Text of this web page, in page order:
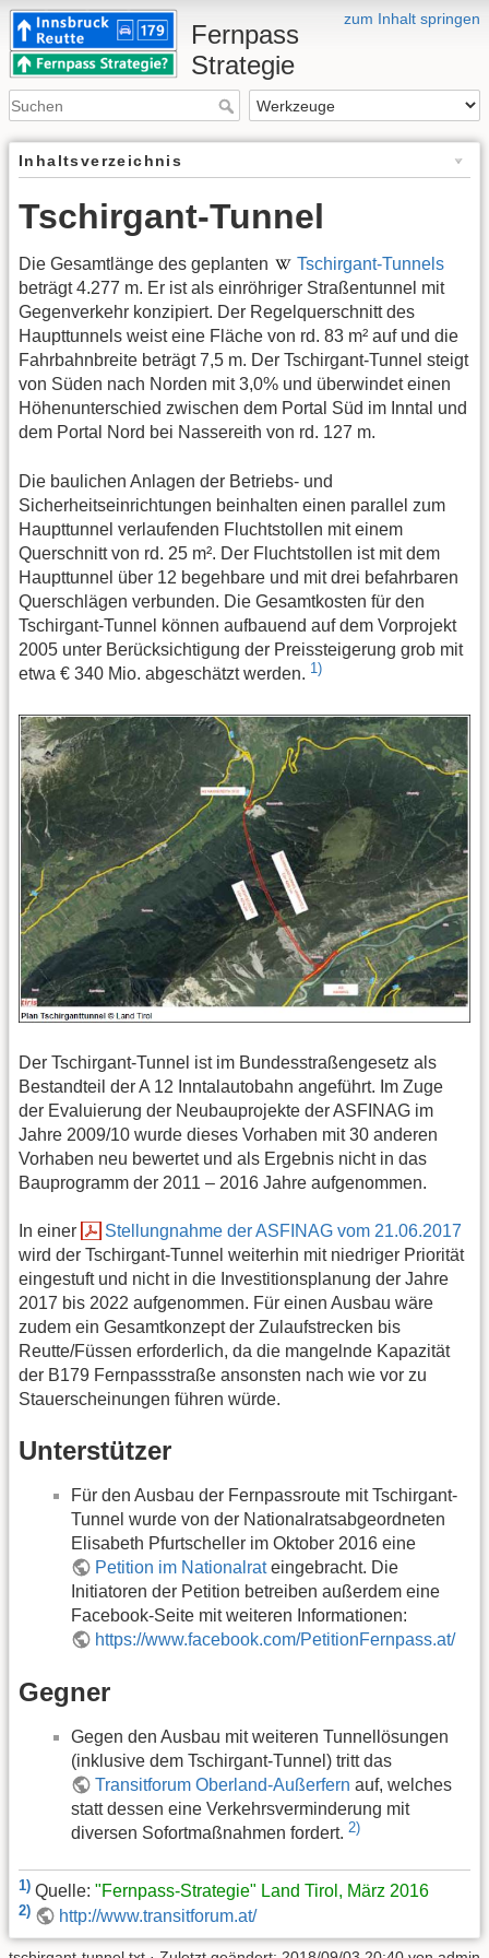
zum Inhalt springen
Fernpass
Strategie
Inhaltsverzeichnis
Tschirgant-Tunnel
Die Gesamtlänge des geplanten
Tschirgant-Tunnels
beträgt 4.277 m. Er ist als einröhriger Straßentunnel mit
Gegenverkehr konzipiert. Der Regelquerschnitt des
Haupttunnels weist eine Fläche von rd. 83 m² auf und die
Fahrbahnbreite beträgt 7,5 m. Der Tschirgant-Tunnel steigt
von Süden nach Norden mit 3,0% und überwindet einen
Höhenunterschied zwischen dem Portal Süd im Inntal und
dem Portal Nord bei Nassereith von rd. 127 m.
Die baulichen Anlagen der Betriebs- und
Sicherheitseinrichtungen beinhalten einen parallel zum
Haupttunnel verlaufenden Fluchtstollen mit einem
Querschnitt von rd. 25 m². Der Fluchtstollen ist mit dem
Haupttunnel über 12 begehbare und mit drei befahrbaren
Querschlägen verbunden. Die Gesamtkosten für den
Tschirgant-Tunnel können aufbauend auf dem Vorprojekt
2005 unter Berücksichtigung der Preissteigerung grob mit
etwa € 340 Mio. abgeschätzt werden. 1)
Der Tschirgant-Tunnel ist im Bundesstraßengesetz als
Bestandteil der A 12 Inntalautobahn angeführt. Im Zuge
der Evaluierung der Neubauprojekte der ASFINAG im
Jahre 2009/10 wurde dieses Vorhaben mit 30 anderen
Vorhaben neu bewertet und als Ergebnis nicht in das
Bauprogramm der 2011 – 2016 Jahre aufgenommen.
In einer
Stellungnahme der ASFINAG vom 21.06.2017
wird der Tschirgant-Tunnel weiterhin mit niedriger Priorität
eingestuft und nicht in die Investitionsplanung der Jahre
2017 bis 2022 aufgenommen. Für einen Ausbau wäre
zudem ein Gesamtkonzept der Zulaufstrecken bis
Reutte/Füssen erforderlich, da die mangelnde Kapazität
der B179 Fernpassstraße ansonsten nach wie vor zu
Stauerscheinungen führen würde.
Unterstützer
Für den Ausbau der Fernpassroute mit Tschirgant-
Tunnel wurde von der Nationalratsabgeordneten
Elisabeth Pfurtscheller im Oktober 2016 eine
Petition im Nationalrateingebracht. Die
Initiatoren der Petition betreiben außerdem eine
Facebook-Seite mit weiteren Informationen:
https://www.facebook.com/PetitionFernpass.at/
Gegner
Gegen den Ausbau mit weiteren Tunnellösungen
(inklusive dem Tschirgant-Tunnel) tritt das
Transitforum Oberland-Außerfern auf, welches
statt dessen eine Verkehrsverminderung mit
diversen Sofortmaßnahmen fordert. 2)
1) Quelle: "Fernpass-Strategie" Land Tirol, März 2016
2) http://www.transitforum.at/